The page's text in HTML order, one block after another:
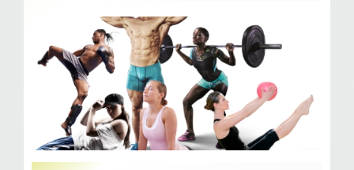
«Футбол»